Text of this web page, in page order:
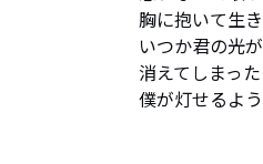
胸に抱いて生
いつか君の光が
消えてしまっ
僕が灯せるよう